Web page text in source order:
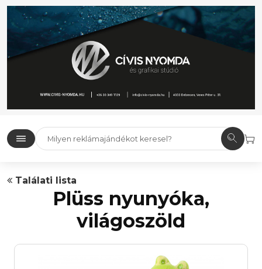
Találati lista
Plüss nyunyóka,
világoszöld